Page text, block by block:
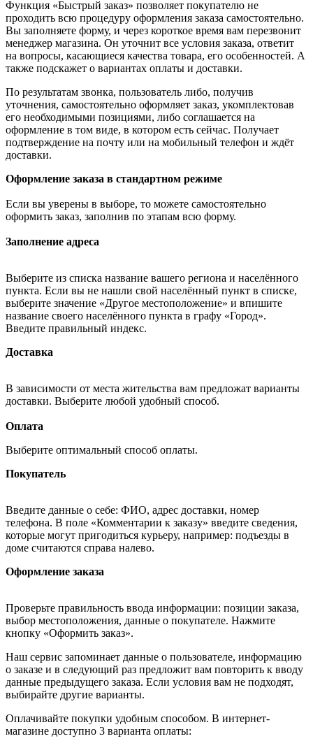
Функция «Быстрый заказ» позволяет покупателю не
проходить всю процедуру оформления заказа самостоятельно.
Вы заполняете форму, и через короткое время вам перезвонит
менеджер магазина. Он уточнит все условия заказа, ответит
на вопросы, касающиеся качества товара, его особенностей. А
также подскажет о вариантах оплаты и доставки.
По результатам звонка, пользователь либо, получив
уточнения, самостоятельно оформляет заказ, укомплектовав
его необходимыми позициями, либо соглашается на
оформление в том виде, в котором есть сейчас. Получает
подтверждение на почту или на мобильный телефон и ждёт
доставки.
Оформление заказа в стандартном режиме
Если вы уверены в выборе, то можете самостоятельно
оформить заказ, заполнив по этапам всю форму.
Заполнение адреса
Выберите из списка название вашего региона и населённого
пункта. Если вы не нашли свой населённый пункт в списке,
выберите значение «Другое местоположение» и впишите
название своего населённого пункта в графу «Город».
Введите правильный индекс.
Доставка
В зависимости от места жительства вам предложат варианты
доставки. Выберите любой удобный способ.
Оплата
Выберите оптимальный способ оплаты.
Покупатель
Введите данные о себе: ФИО, адрес доставки, номер
телефона. В поле «Комментарии к заказу» введите сведения,
которые могут пригодиться курьеру, например: подъезды в
доме считаются справа налево.
Оформление заказа
Проверьте правильность ввода информации: позиции заказа,
выбор местоположения, данные о покупателе. Нажмите
кнопку «Оформить заказ».
Наш сервис запоминает данные о пользователе, информацию
о заказе и в следующий раз предложит вам повторить к вводу
данные предыдущего заказа. Если условия вам не подходят,
выбирайте другие варианты.
Оплачивайте покупки удобным способом. В интернет-
магазине доступно 3 варианта оплаты: